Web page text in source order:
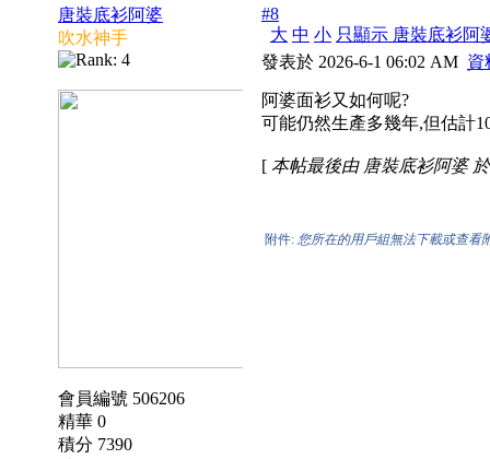
唐裝底衫阿婆
吹水神手
會員編號 506206
精華 0
積分 7390
#8
大 中 小 只顯示 唐裝底衫阿
發表於 2026-6-1 06:02 AM 資
阿婆面衫又如何呢?
可能仍然生產多幾年,但估計
[ 本帖最後由 唐裝底衫阿婆
附件: 您所在的用戶組無法下載或查看